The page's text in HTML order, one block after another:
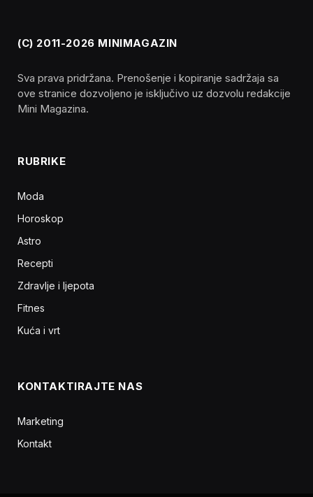
(C) 2011-2026 MINIMAGAZIN
Sva prava pridržana. Prenošenje i kopiranje sadržaja sa
ove stranice dozvoljeno je isključivo uz dozvolu redakcije
Mini Magazina.
RUBRIKE
Moda
Horoskop
Astro
Recepti
Zdravlje i ljepota
Fitnes
Kuća i vrt
KONTAKTIRAJTE NAS
Marketing
Kontakt